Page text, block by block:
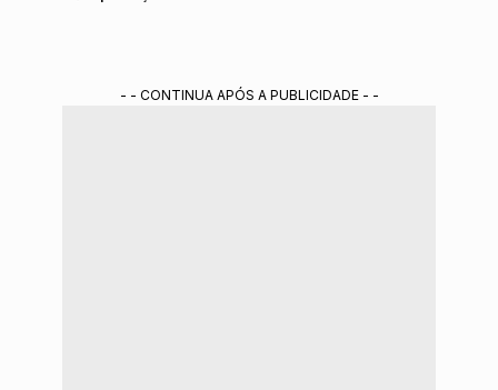
- - CONTINUA APÓS A PUBLICIDADE - -